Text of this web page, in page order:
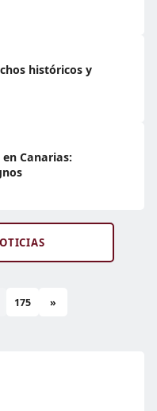
históricos y
Canarias:
175 »